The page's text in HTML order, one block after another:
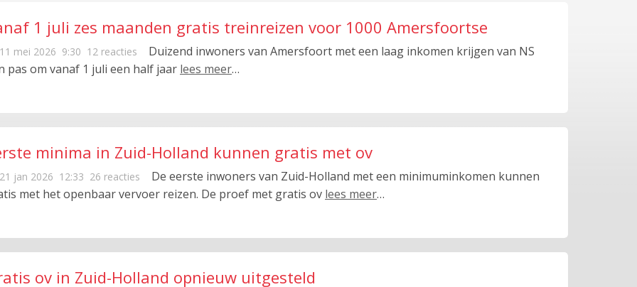
1 juli zes maanden gratis treinreizen voor 1000 Amersfoortse
11 mei 2026 9:30 12 reacties
Duizend inwoners van Amersfoort met een laag inkomen krijgen van NS
pas om vanaf 1 juli een half jaar lees meer…
minima in Zuid-Holland kunnen gratis met ov
21 jan 2026 12:33 26 reacties
De eerste inwoners van Zuid-Holland met een minimuminkomen kunnen
met het openbaar vervoer reizen. De proef met gratis ov lees meer…
ov in Zuid-Holland opnieuw uitgesteld